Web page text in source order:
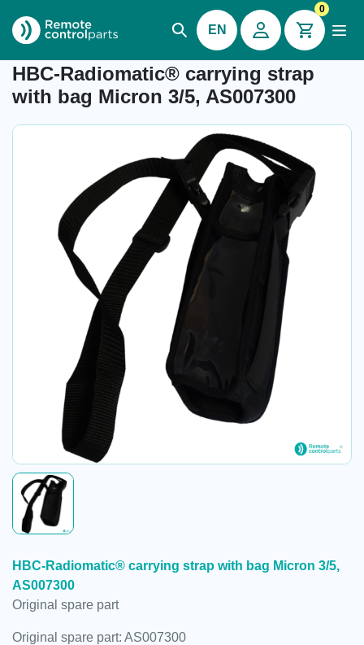
EN
0
Item number: 04.921
HBC-Radiomatic® carrying strap
with bag Micron 3/5, AS007300
HBC-Radiomatic® carrying strap with bag Micron 3/5,
AS007300
Original spare part
Original spare part: AS007300